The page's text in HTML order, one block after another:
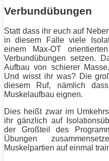
Verbundübungen
Statt dass ihr euch auf
in diesem Falle viele
einem Max-OT
Verbundübungen setzen.
Aufbau von schierer Masse
Und wisst ihr was? Die
diesem
Ruf, nämlich
Muskelaufbau eignen.
Dies heißt zwar im
ihr gänzlich auf
der Großteil des
Übungen
Muskelpartien auf einmal